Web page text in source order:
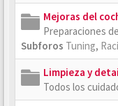
Mejoras del
Preparaciones
Subforos Tuning,
Limpieza y
Todos los